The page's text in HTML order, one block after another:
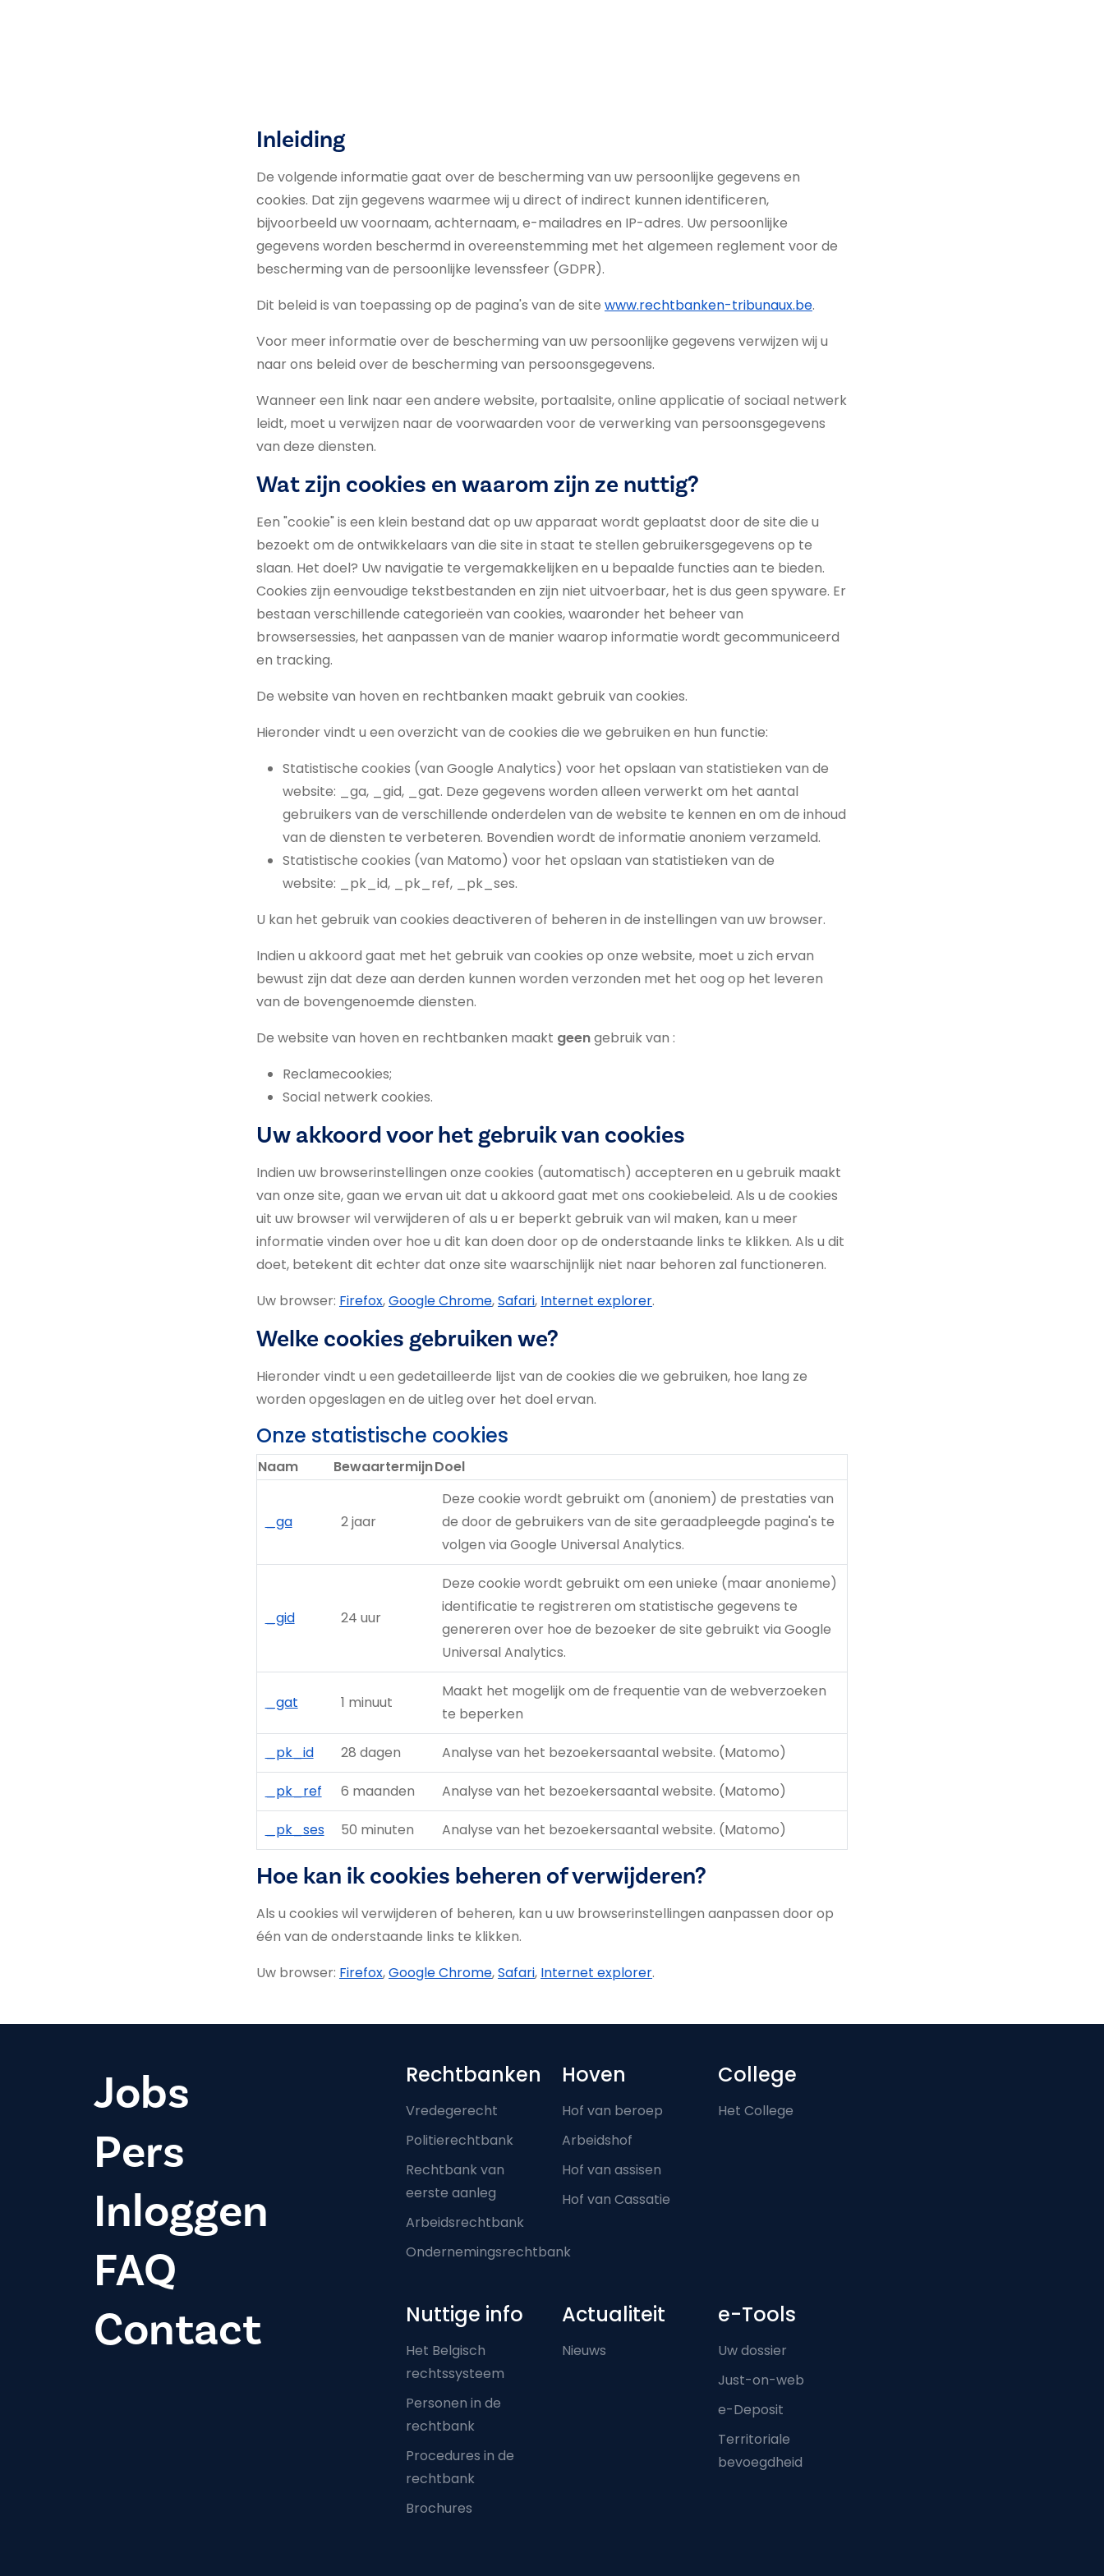
Inleiding
De volgende informatie gaat over de bescherming van uw persoonlijke gegevens en
cookies. Dat zijn gegevens waarmee wij u direct of indirect kunnen identificeren,
bijvoorbeeld uw voornaam, achternaam, e-mailadres en IP-adres. Uw persoonlijke
gegevens worden beschermd in overeenstemming met het algemeen reglement voor de
bescherming van de persoonlijke levenssfeer (GDPR).
Dit beleid is van toepassing op de pagina's van de site www.rechtbanken-tribunaux.be.
Voor meer informatie over de bescherming van uw persoonlijke gegevens verwijzen wij u
naar ons beleid over de bescherming van persoonsgegevens.
Wanneer een link naar een andere website, portaalsite, online applicatie of sociaal netwerk
leidt, moet u verwijzen naar de voorwaarden voor de verwerking van persoonsgegevens
van deze diensten.
Wat zijn cookies en waarom zijn ze nuttig?
Een "cookie" is een klein bestand dat op uw apparaat wordt geplaatst door de site die u
bezoekt om de ontwikkelaars van die site in staat te stellen gebruikersgegevens op te
slaan. Het doel? Uw navigatie te vergemakkelijken en u bepaalde functies aan te bieden.
Cookies zijn eenvoudige tekstbestanden en zijn niet uitvoerbaar, het is dus geen spyware. Er
bestaan verschillende categorieën van cookies, waaronder het beheer van
browsersessies, het aanpassen van de manier waarop informatie wordt gecommuniceerd
en tracking.
De website van hoven en rechtbanken maakt gebruik van cookies.
Hieronder vindt u een overzicht van de cookies die we gebruiken en hun functie:
Statistische cookies (van Google Analytics) voor het opslaan van statistieken van de
website: _ga, _gid, _gat. Deze gegevens worden alleen verwerkt om het aantal
gebruikers van de verschillende onderdelen van de website te kennen en om de inhoud
van de diensten te verbeteren. Bovendien wordt de informatie anoniem verzameld.
Statistische cookies (van Matomo) voor het opslaan van statistieken van de
website: _pk_id, _pk_ref, _pk_ses.
U kan het gebruik van cookies deactiveren of beheren in de instellingen van uw browser.
Indien u akkoord gaat met het gebruik van cookies op onze website, moet u zich ervan
bewust zijn dat deze aan derden kunnen worden verzonden met het oog op het leveren
van de bovengenoemde diensten.
De website van hoven en rechtbanken maakt geengebruik van :
Reclamecookies;
Social netwerk cookies.
Uw akkoord voor het gebruik van cookies
Indien uw browserinstellingen onze cookies (automatisch) accepteren en u gebruik maakt
van onze site, gaan we ervan uit dat u akkoord gaat met ons cookiebeleid. Als u de cookies
uit uw browser wil verwijderen of als u er beperkt gebruik van wil maken, kan u meer
informatie vinden over hoe u dit kan doen door op de onderstaande links te klikken. Als u dit
doet, betekent dit echter dat onze site waarschijnlijk niet naar behoren zal functioneren.
Uw browser: Firefox,Google Chrome,Safari, Internet explorer.
Welke cookies gebruiken we?
Hieronder vindt u een gedetailleerde lijst van de cookies die we gebruiken, hoe lang ze
worden opgeslagen en de uitleg over het doel ervan.
Onze statistische cookies
Naam BewaartermijnDoel
_ga 2 jaar
Deze cookie wordt gebruikt om (anoniem) de prestaties van
de door de gebruikers van de site geraadpleegde pagina's te
volgen via Google Universal Analytics.
_gid 24 uur
Deze cookie wordt gebruikt om een unieke (maar anonieme)
identificatie te registreren om statistische gegevens te
genereren over hoe de bezoeker de site gebruikt via Google
Universal Analytics.
_gat 1 minuut
Maakt het mogelijk om de frequentie van de webverzoeken
te beperken
_pk_id 28 dagen Analyse van het bezoekersaantal website. (Matomo)
_pk_ref 6 maanden Analyse van het bezoekersaantal website. (Matomo)
_pk_ses 50 minuten Analyse van het bezoekersaantal website. (Matomo)
Hoe kan ik cookies beheren of verwijderen?
Als u cookies wil verwijderen of beheren, kan u uw browserinstellingen aanpassen door op
één van de onderstaande links te klikken.
Uw browser: Firefox,Google Chrome,Safari, Internet explorer.
Jobs
Pers
Inloggen
FAQ
Contact
Footer-menu
Rechtbanken
Vredegerecht
Politierechtbank
Rechtbank van
eerste aanleg
Arbeidsrechtbank
Ondernemingsrechtbank
Hoven
Hof van beroep
Arbeidshof
Hof van assisen
Hof van Cassatie
College
Het College
Nuttige info
Het Belgisch
rechtssysteem
Personen in de
rechtbank
Procedures in de
rechtbank
Brochures
Actualiteit
Nieuws
e-Tools
Uw dossier
Just-on-web
e-Deposit
Territoriale
bevoegdheid